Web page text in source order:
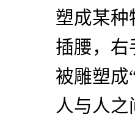
塑成某种
插腰，右
被雕塑成
人与人